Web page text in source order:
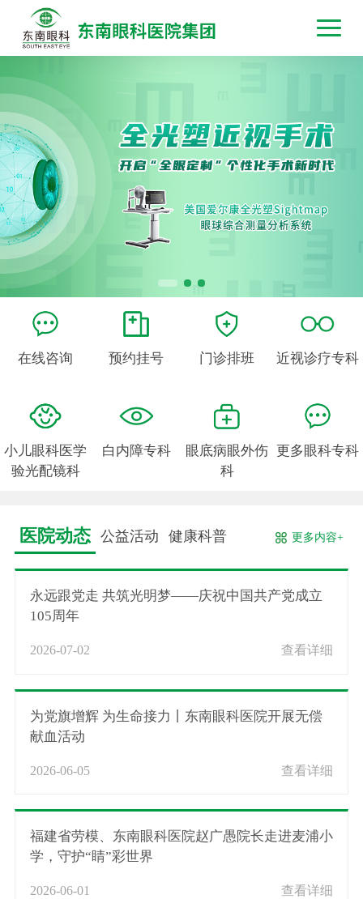
在线咨询 预约挂号 门诊排班 近视诊疗专科
小儿眼科医学
验光配镜科
白内障专科
眼底病眼外伤
科
更多眼科专科
医院动态 公益活动 健康科普 更多内容+
永远跟党走 共筑光明梦——庆祝中国共产党成立
105周年
2026-07-02 查看详细
为党旗增辉 为生命接力丨东南眼科医院开展无偿
献血活动
2026-06-05 查看详细
福建省劳模、东南眼科医院赵广愚院长走进麦浦小
学，守护“睛”彩世界
2026-06-01 查看详细